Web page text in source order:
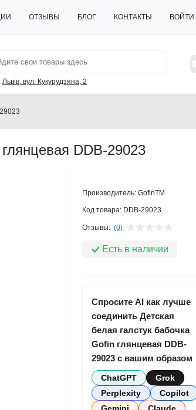
ОТЗЫВЫ БЛОГ КОНТАКТЫ ВОЙТИ
Львів, вул. Кукурудзяна, 2
DDB-29023
Производитель: GofinTM
Код товара: DDB-29023
Отзывы: (0)
Есть в наличии
Спросите AI как лучше
соединить Детская
белая галстук бабочка
Gofin глянцевая DDB-
29023 с вашим образом
ChatGPT
Grok
Perplexity
Copilot
Gemini
Claude